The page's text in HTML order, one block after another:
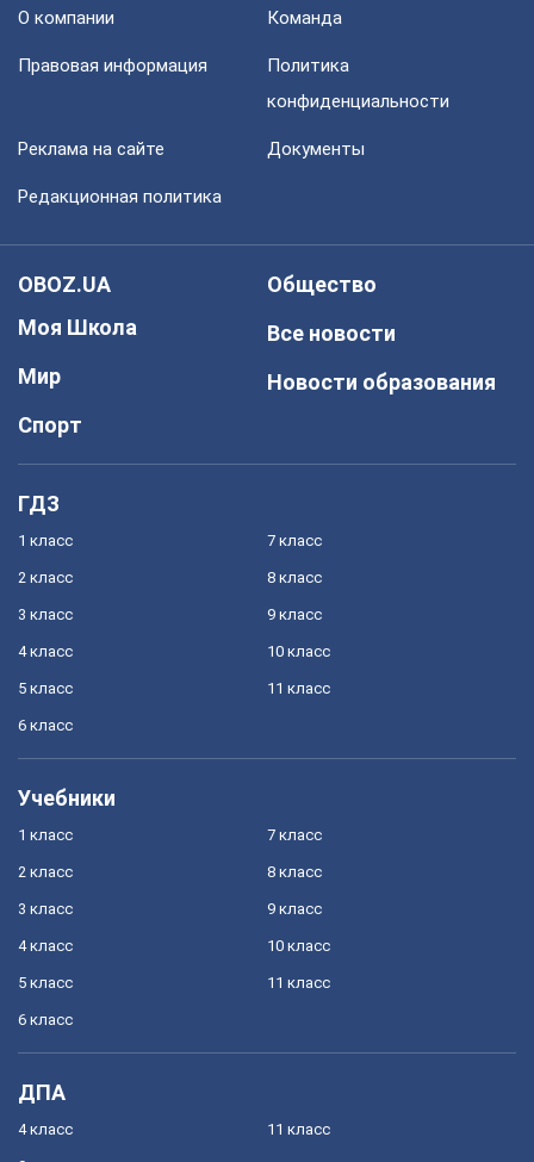
О компании Команда
Правовая информация
Политика
конфиденциальности
Реклама на сайте Документы
Редакционная политика
OBOZ.UA
Моя Школа
Мир
Спорт
Общество
Все новости
Новости образования
ГДЗ
1 класс
2 класс
3 класс
4 класс
5 класс
6 класс
7 класс
8 класс
9 класс
10 класс
11 класс
Учебники
1 класс
2 класс
3 класс
4 класс
5 класс
6 класс
7 класс
8 класс
9 класс
10 класс
11 класс
ДПА
4 класс 11 класс